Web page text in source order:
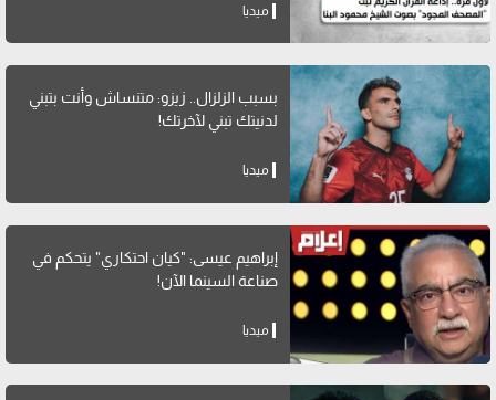
ميديا
بسبب الزلزال.. زيزو: متنساش وأنت بتبني
لدنيتك تبني لآخرتك!
ميديا
إبراهيم عيسى: "كيان احتكاري" يتحكم في
صناعة السينما الآن!
ميديا